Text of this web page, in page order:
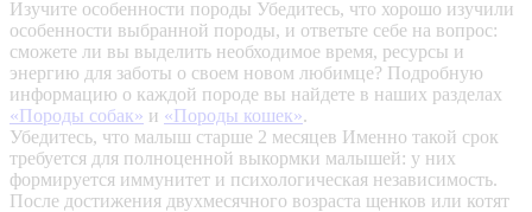
Изучите особенности породы Убедитесь, что хорошо изучили
особенности выбранной породы, и ответьте себе на вопрос:
сможете ли вы выделить необходимое время, ресурсы и
энергию для заботы о своем новом любимце? Подробную
информацию о каждой породе вы найдете в наших разделах
«Породы собак» и «Породы кошек».
Убедитесь, что малыш старше 2 месяцев Именно такой срок
требуется для полноценной выкормки малышей: у них
формируется иммунитет и психологическая независимость.
После достижения двухмесячного возраста щенков или котят